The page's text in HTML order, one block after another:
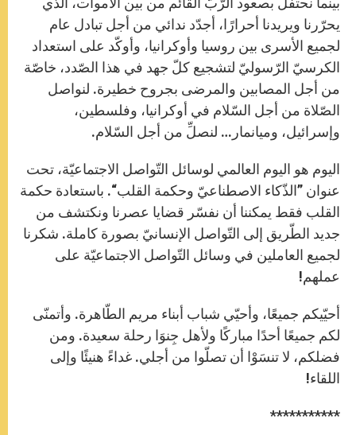
يحرّرنا ويريدنا أحرارًا، أجدّد ندائي من أجل تبادل عام
لجميع الأسرى بين روسيا وأوكرانيا، وأوكّد على استعداد
الكرسيّ الرّسوليّ لتشجيع كلّ جهد في هذا الصّدد، خاصّة
من أجل المصابين والمرضى بجروح خطيرة. لنواصل
الصّلاة من أجل السّلام في أوكرانيا، وفلسطين،
وإسرائيل، وميانمار… لنصلِّ من أجل السّلام.
اليوم هو اليوم العالمي لوسائل التّواصل الاجتماعيّة، تحت
عنوان ”الذّكاء الاصطناعيّ وحكمة القلب“. باستعادة حكمة
القلب فقط يمكننا أن نفسّر قضايا عصرنا ونكتشف من
جديد الطّريق إلى التّواصل الإنسانيّ بصورة كاملة. شكرنا
لجميع العاملين في وسائل التّواصل الاجتماعيّة على
عملهم!
أحيّيكم جميعًا، وأحيّي شباب أبناء مريم الطّاهرة. وأتمنّى
لكم جميعًا أحدًا مباركًا ولأهل جِنوَا رحلة سعيدة. ومن
فضلكم، لا تنسَوْا أن تصلّوا من أجلي. غداءً هنيئًا وإلى
اللقاء!
***********